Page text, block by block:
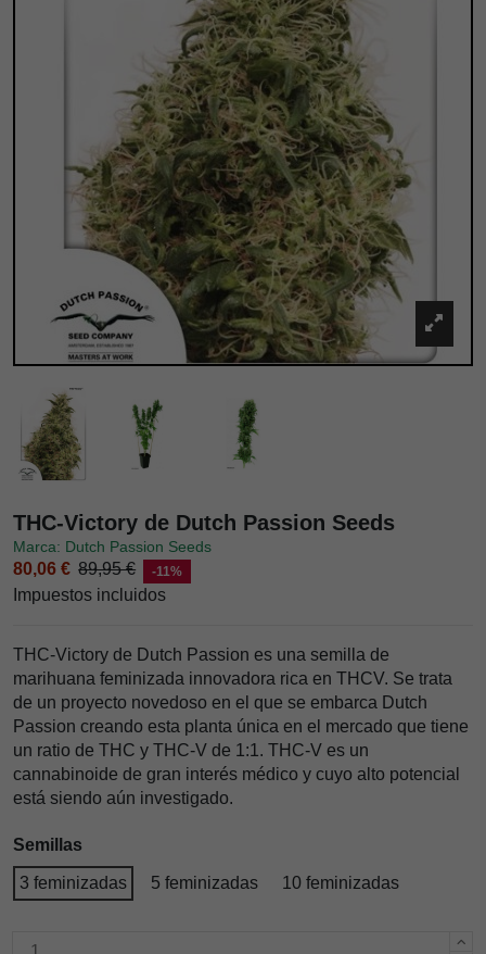
THC-Victory de Dutch Passion Seeds
Marca: Dutch Passion Seeds
80,06 € 89,95 € -11%
Impuestos incluidos
THC-Victory de Dutch Passion es una semilla de
marihuana feminizada innovadora rica en THCV. Se trata
de un proyecto novedoso en el que se embarca Dutch
Passion creando esta planta única en el mercado que tiene
un ratio de THC y THC-V de 1:1. THC-V es un
cannabinoide de gran interés médico y cuyo alto potencial
está siendo aún investigado.
Semillas
3 feminizadas 5 feminizadas 10 feminizadas